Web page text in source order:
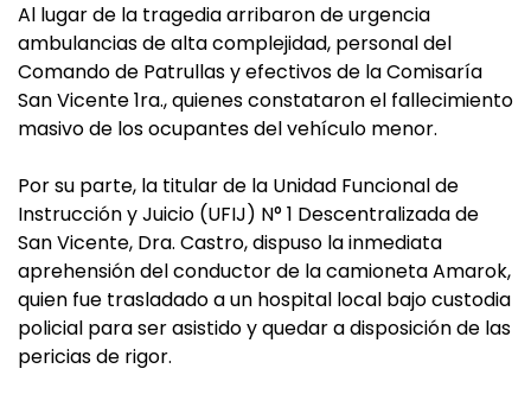
Al lugar de la tragedia arribaron de urgencia
ambulancias de alta complejidad, personal del
Comando de Patrullas y efectivos de la Comisaría
San Vicente 1ra., quienes constataron el fallecimiento
masivo de los ocupantes del vehículo menor.
Por su parte, la titular de la Unidad Funcional de
Instrucción y Juicio (UFIJ) N° 1 Descentralizada de
San Vicente, Dra. Castro, dispuso la inmediata
aprehensión del conductor de la camioneta Amarok,
quien fue trasladado a un hospital local bajo custodia
policial para ser asistido y quedar a disposición de las
pericias de rigor.